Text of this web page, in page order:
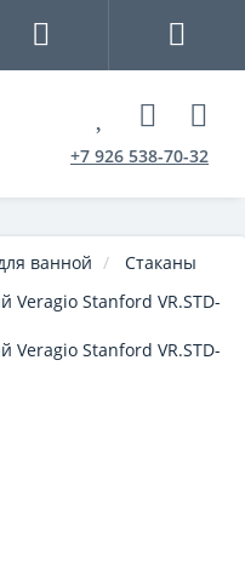
+7 926 538-70-32
ванной Стаканы